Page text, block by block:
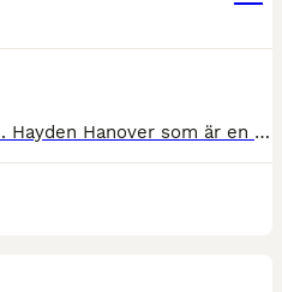
Meridon är en 1 årig hingst e. Hayden Hanover som är en passgångarhingst med extrem stamtavla. Modern La Merida sprang in 282.900 kronor och var med i V75-final. Som snabbast noterade hon tiden 1.11,